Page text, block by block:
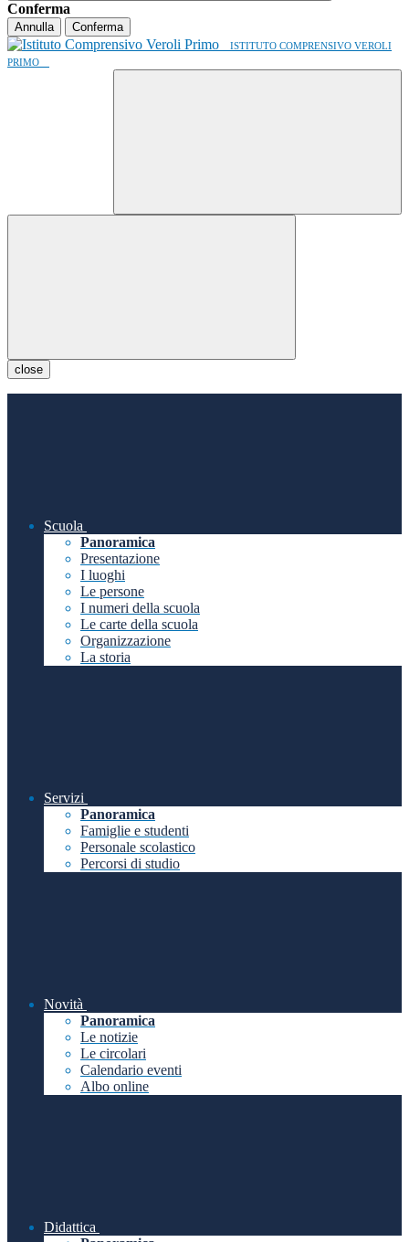
Conferma
Annulla Conferma
ISTITUTO COMPRENSIVO VEROLI
PRIMO
close
Scuola
Panoramica
Presentazione
I luoghi
Le persone
I numeri della scuola
Le carte della scuola
Organizzazione
La storia
Servizi
Panoramica
Famiglie e studenti
Personale scolastico
Percorsi di studio
Novità
Panoramica
Le notizie
Le circolari
Calendario eventi
Albo online
Didattica